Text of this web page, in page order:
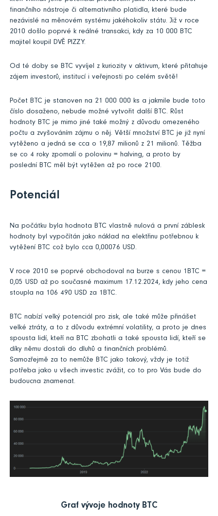
finančního nástroje či alternativního platidla, které bude
nezávislé na měnovém systému jakéhokoliv státu. Již v roce
2010 došlo poprvé k reálné transakci, kdy za 10 000 BTC
majitel koupil DVĚ PIZZY.
Od té doby se BTC vyvíjel z kuriozity v aktivum, které přitahuje
zájem investorů, institucí i veřejnosti po celém světě!
Počet BTC je stanoven na 21 000 000 ks a jakmile bude toto
číslo dosaženo, nebude možné vytvořit další BTC. Růst
hodnoty BTC je mimo jiné také možný z důvodu omezeného
počtu a zvyšováním zájmu o něj. Větší množství BTC je již nyní
vytěženo a jedná se cca o 19,87 milionů z 21 milionů. Těžba
se co 4 roky zpomalí o polovinu = halving, a proto by
poslední BTC měl být vytěžen až po roce 2100.
Potenciál
Na počátku byla hodnota BTC vlastně nulová a první záblesk
hodnoty byl vypočítán jako náklad na elektřinu potřebnou k
vytěžení BTC což bylo cca 0,00076 USD.
V roce 2010 se poprvé obchodoval na burze s cenou 1BTC =
0,05 USD až po současné maximum 17.12.2024, kdy jeho cena
stoupla na 106 490 USD za 1BTC.
BTC nabízí velký potenciál pro zisk, ale také může přinášet
velké ztráty, a to z důvodu extrémní volatility, a proto je dnes
spousta lidí, kteří na BTC zbohatli a také spousta lidí, kteří se
díky němu dostali do dluhů a finančních problémů.
Samozřejmě za to nemůže BTC jako takový, vždy je totiž
potřeba jako u všech investic zvážit, co to pro Vás bude do
budoucna znamenat.
Graf vývoje hodnoty BTC